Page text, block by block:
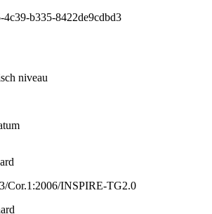
4c39-b335-8422de9cdbd3
niveau
Cor.1:2006/INSPIRE-TG2.0